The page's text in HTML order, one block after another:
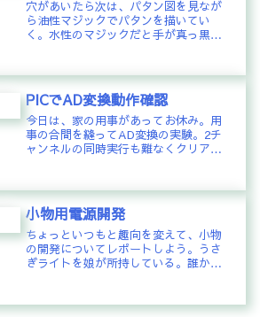
穴があいたら次は、パタン図を見なが
ら油性マジックでパタンを描いてい
く。水性のマジックだと手が真っ黒け
ビットに付け替える。回転でビットの
位置がずれないようにしっかりとルー
タを...
PICでAD変換動作確認
今日は、家の用事があってお休み。用
事の合間を縫ってAD変換の実験。2チ
ャンネルの同時実行も難なくクリア。*
ら出来ているのがうまく行ってる理由
かも…時間があると、ついつい先走...
小物用電源開発
ちょっといつもと趣向を変えて、小物
の開発についてレポートしよう。うさ
ぎライトを娘が所持している。誰かか
い。今時こんなぶっといACケーブルな